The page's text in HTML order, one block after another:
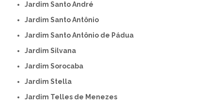
Jardim Santo André
Jardim Santo Antônio
Jardim Santo Antônio de Pádua
Jardim Silvana
Jardim Sorocaba
Jardim Stella
Jardim Telles de Menezes